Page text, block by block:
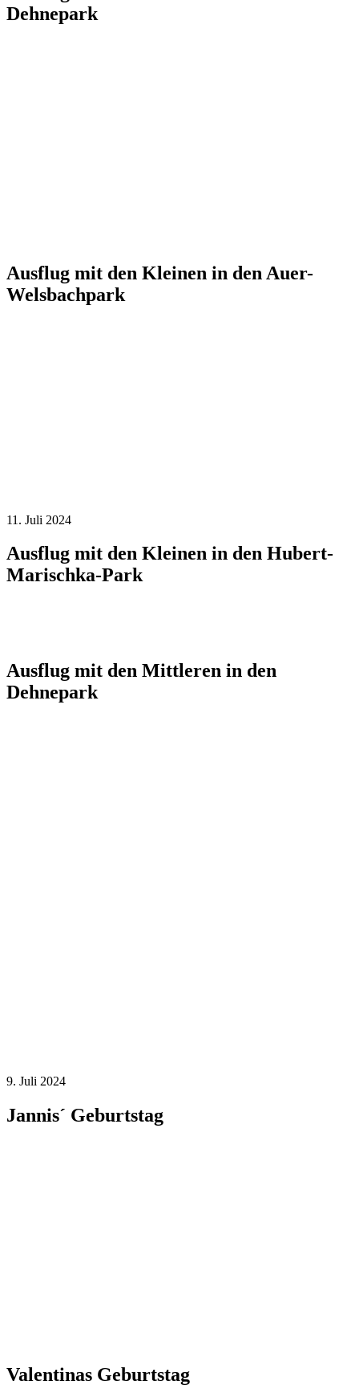
Dehnepark
Ausflug mit den Kleinen in den Auer-
Welsbachpark
11. Juli 2024
Ausflug mit den Kleinen in den Hubert-
Marischka-Park
Ausflug mit den Mittleren in den
Dehnepark
9. Juli 2024
Jannis´ Geburtstag
Valentinas Geburtstag